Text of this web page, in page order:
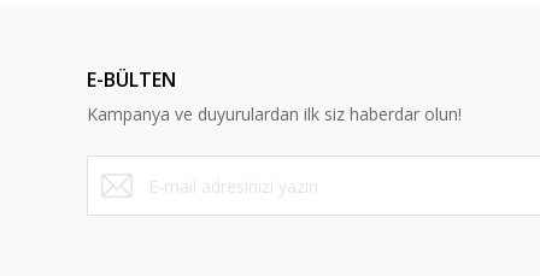
Ürün bilgilerinde hatalar bulunuyor.
Ürün fiyatı diğer sitelerden daha pahalı.
Bu ürüne benzer farklı alternatifler olmalı.
E-BÜLTEN
Kampanya ve duyurulardan ilk siz haberdar olun!